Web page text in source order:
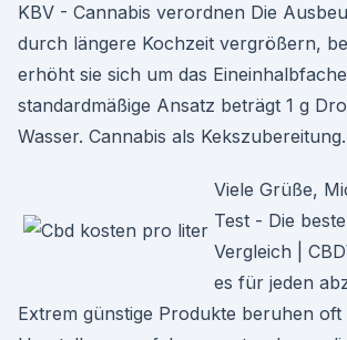
KBV - Cannabis verordnen Die
durch längere Kochzeit vergrößern,
erhöht sie sich um das
standardmäßige Ansatz beträgt 1 g
Wasser. Cannabis als Kekszubereitung.
Viele Grüße,
Test - Die
Vergleich |
es für jeden
Extrem günstige Produkte beruhen oft